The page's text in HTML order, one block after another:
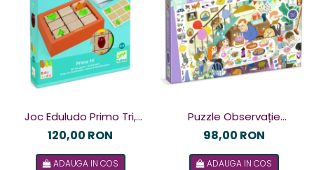
Joc Eduludo Primo Tri,
Djeco
120,00 RON
ADAUGA IN COS
Puzzle Observație
Petrecerea , Djeco
98,00 RON
ADAUGA IN COS